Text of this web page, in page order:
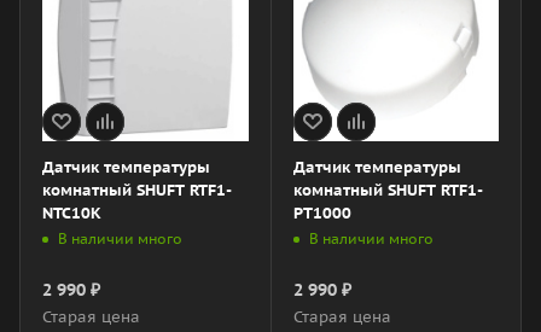
Датчик температуры
комнатный SHUFT RTF1-
NTC10K
В наличии много
2 990 ₽
Старая цена
Датчик температуры
комнатный SHUFT RTF1-
PT1000
В наличии много
2 990₽
Старая цена